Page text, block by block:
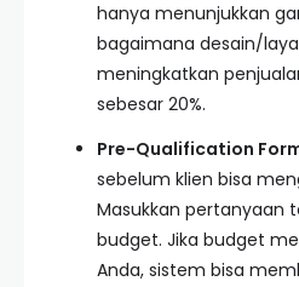
hanya menunjukkan
bagaimana desain/
meningkatkan
sebesar 20%.
Pre-Qualification
sebelum klien bisa
Masukkan pertanyaan
budget. Jika budget
Anda, sistem bisa